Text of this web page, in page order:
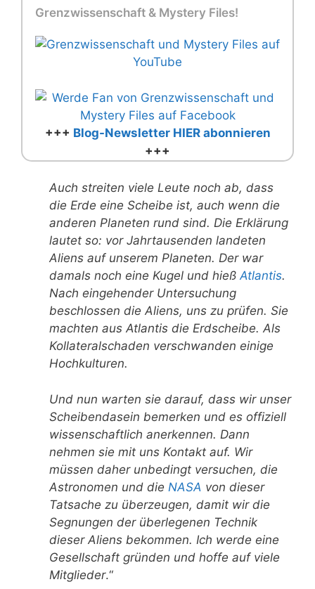
Grenzwissenschaft & Mystery Files!
+++ Blog-Newsletter HIER abonnieren
+++
Auch streiten viele Leute noch ab, dass
die Erde eine Scheibe ist, auch wenn die
anderen Planeten rund sind. Die Erklärung
lautet so: vor Jahrtausenden landeten
Aliens auf unserem Planeten. Der war
damals noch eine Kugel und hießAtlantis.
Nach eingehender Untersuchung
beschlossen die Aliens, uns zu prüfen. Sie
machten aus Atlantis die Erdscheibe. Als
Kollateralschaden verschwanden einige
Hochkulturen.
Und nun warten sie darauf, dass wir unser
Scheibendasein bemerken und es offiziell
wissenschaftlich anerkennen. Dann
nehmen sie mit uns Kontakt auf. Wir
müssen daher unbedingt versuchen, die
Astronomen und die NASA von dieser
Tatsache zu überzeugen, damit wir die
Segnungen der überlegenen Technik
dieser Aliens bekommen. Ich werde eine
Gesellschaft gründen und hoffe auf viele
Mitglieder.“